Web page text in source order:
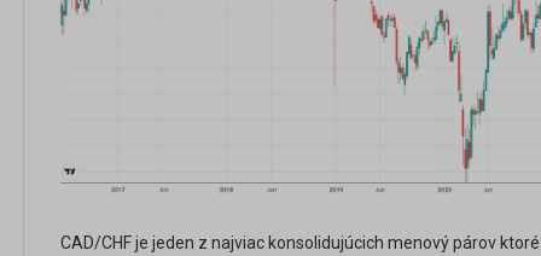
CAD/CHF je jeden z najviac konsolidujúcich menový párov